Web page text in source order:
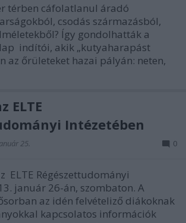
térben cáfolatlanul áradó
csodás származásból,
Így gondolhatták a
indítói, akik „kutyaharapást
az őrületeket hazai pályán: neten,
ELTE
Intézetében
25. 0
ELTE Régészettudományi
január 26-án, szombaton. A
az idén felvételiző diákoknak
kapcsolatos információk